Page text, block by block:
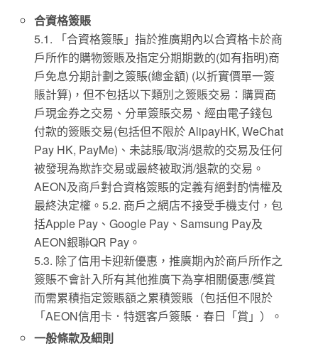
合資格簽賬
5.1. 「合資格簽賬」指於推廣期內以合資格卡於商
戶所作的購物簽賬及指定分期期數的(如有指明)商
戶免息分期計劃之簽賬(總金額) (以折實價單一簽
賬計算)，但不包括以下類別之簽賬交易：購買商
戶現金券之交易、分單簽賬交易、經由電子錢包
付款的簽賬交易(包括但不限於 AlipayHK, WeChat
Pay HK, PayMe)、未誌賬/取消/退款的交易及任何
被發現為欺詐交易或最終被取消/退款的交易。
AEON及商戶對合資格簽賬的定義有絕對酌情權及
最終決定權。5.2. 商戶之網店不接受手機支付，包
括Apple Pay、Google Pay、Samsung Pay及
AEON銀聯QR Pay。
5.3. 除了信用卡迎新優惠，推廣期內於商戶所作之
簽賬不會計入所有其他推廣下為享相關優惠/獎賞
而需累積指定簽賬額之累積簽賬（包括但不限於
「AEON信用卡．特選客戶簽賬．春日「賞」）。
一般條款及細則